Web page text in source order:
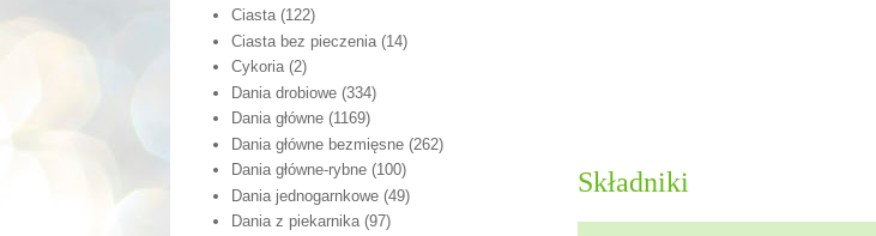
Składniki
Ciasta (122)
Ciasta bez pieczenia (14)
Cykoria (2)
Dania drobiowe (334)
Dania główne (1169)
Dania główne bezmięsne (262)
Dania główne-rybne (100)
Dania jednogarnkowe (49)
Dania z piekarnika (97)